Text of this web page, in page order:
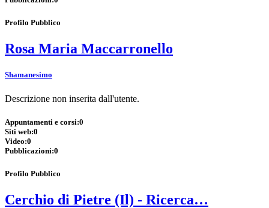
Profilo Pubblico
Rosa Maria Maccarronello
Shamanesimo
Descrizione non inserita dall'utente.
Appuntamenti e corsi:0
Siti web:0
Video:0
Pubblicazioni:0
Profilo Pubblico
Cerchio di Pietre (Il) - Ricerca…